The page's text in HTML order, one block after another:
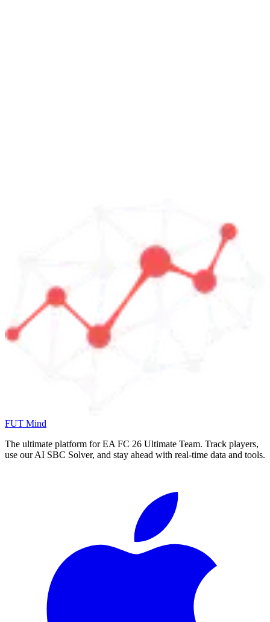
FUT Mind
The ultimate platform for EA FC 26 Ultimate Team. Track players,
use our AI SBC Solver, and stay ahead with real-time data and tools.